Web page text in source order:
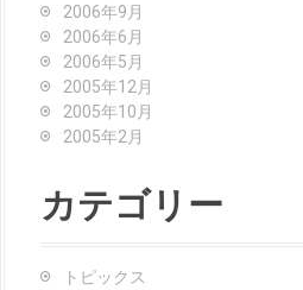
2006年9月
2006年6月
2006年5月
2005年12月
2005年10月
2005年2月
カテゴリー
トピックス